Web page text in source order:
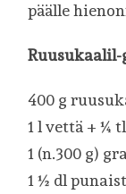
päälle
400 g
1 l vettä + ¼
1 (n.300 g)
1 ½ dl